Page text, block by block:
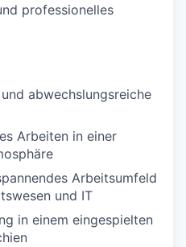
professionelles
abwechslungsreiche
Arbeiten in einer
Arbeitsumfeld
und IT
in einem eingespielten